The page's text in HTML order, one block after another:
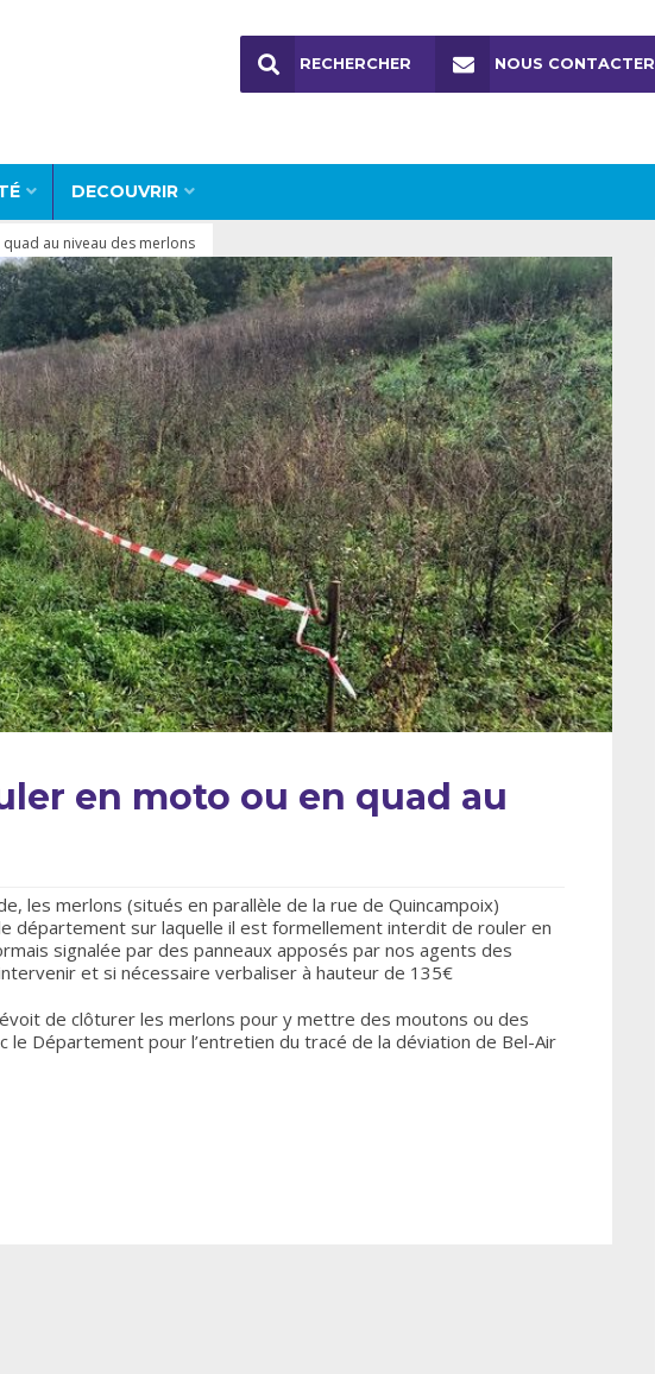
DECOUVRIR
RECHERCHER NOUS CONTACTER
au niveau des merlons
en moto ou en quad au
les merlons (situés en parallèle de la rue de Quincampoix)
département sur laquelle il est formellement interdit de rouler en
signalée par des panneaux apposés par nos agents des
et si nécessaire verbaliser à hauteur de 135€
de clôturer les merlons pour y mettre des moutons ou des
le Département pour l’entretien du tracé de la déviation de Bel-Air